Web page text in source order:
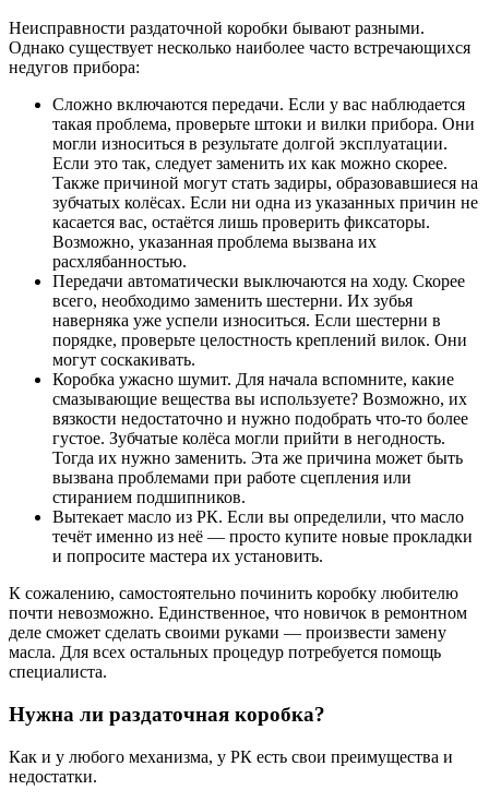
Неисправности раздаточной коробки бывают разными.
Однако существует несколько наиболее часто встречающихся
недугов прибора:
Сложно включаются передачи. Если у вас наблюдается
такая проблема, проверьте штоки и вилки прибора. Они
могли износиться в результате долгой эксплуатации.
Если это так, следует заменить их как можно скорее.
Также причиной могут стать задиры, образовавшиеся на
зубчатых колёсах. Если ни одна из указанных причин не
касается вас, остаётся лишь проверить фиксаторы.
Возможно, указанная проблема вызвана их
расхлябанностью.
Передачи автоматически выключаются на ходу. Скорее
всего, необходимо заменить шестерни. Их зубья
наверняка уже успели износиться. Если шестерни в
порядке, проверьте целостность креплений вилок. Они
могут соскакивать.
Коробка ужасно шумит. Для начала вспомните, какие
смазывающие вещества вы используете? Возможно, их
вязкости недостаточно и нужно подобрать что-то более
густое. Зубчатые колёса могли прийти в негодность.
Тогда их нужно заменить. Эта же причина может быть
вызвана проблемами при работе сцепления или
стиранием подшипников.
Вытекает масло из РК. Если вы определили, что масло
течёт именно из неё — просто купите новые прокладки
и попросите мастера их установить.
К сожалению, самостоятельно починить коробку любителю
почти невозможно. Единственное, что новичок в ремонтном
деле сможет сделать своими руками — произвести замену
масла. Для всех остальных процедур потребуется помощь
специалиста.
Нужна ли раздаточная коробка?
Как и у любого механизма, у РК есть свои преимущества и
недостатки.